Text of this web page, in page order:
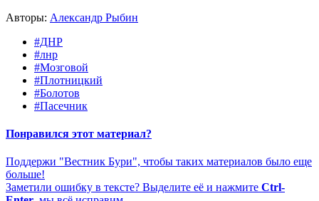
Авторы: Александр Рыбин
#ДНР
#лнр
#Мозговой
#Плотницкий
#Болотов
#Пасечник
Понравился этот материал?
Поддержи "Вестник Бури", чтобы таких материалов было еще
больше!
Заметили ошибку в тексте? Выделите её и нажмите Ctrl-